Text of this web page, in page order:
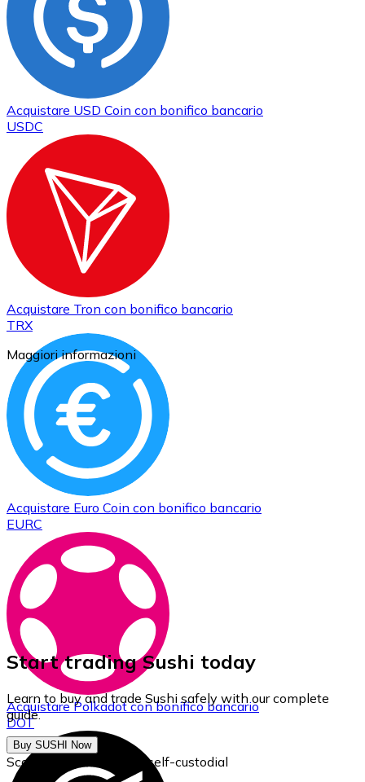
Acquistare USD Coin con bonifico bancario
USDC
Acquistare Tron con bonifico bancario
TRX
Acquistare Euro Coin con bonifico bancario
EURC
AcquistarePolkadotcon bonifico bancario
DOT
Maggiori informazioni
Start trading Sushi today
Learn to buy and trade Sushi safely with our complete
guide.
Buy SUSHI Now
Scarica il nostro Wallet self-custodial